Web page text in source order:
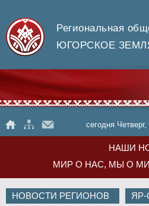
Региональная
ЮГОРСКОЕ
сегодня
НАШИ
МИР О НАС, МЫ О
НОВОСТИ РЕГИОНОВ ЯР-